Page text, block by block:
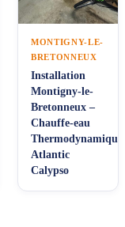
MONTIGNY-LE-
BRETONNEUX
Installation
Montigny-le-
Bretonneux –
Chauffe-eau
Thermodynamique
Atlantic
Calypso